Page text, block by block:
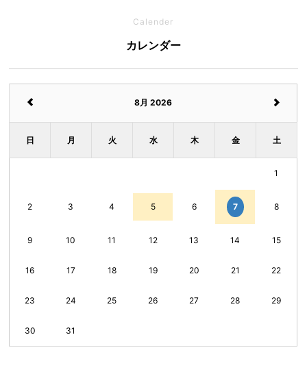
Calender
カレンダー
8月 2026
日 月 火 水 木 金 土
1
2 3 4 5 6 7 8
9 10 11 12 13 14 15
16 17 18 19 20 21 22
23 24 25 26 27 28 29
30 31